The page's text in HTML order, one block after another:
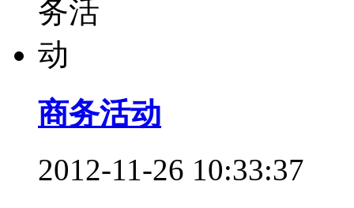
商务活动
2012-11-26 10:33:37